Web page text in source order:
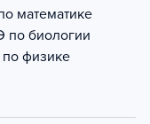
математике
по биологии
физике